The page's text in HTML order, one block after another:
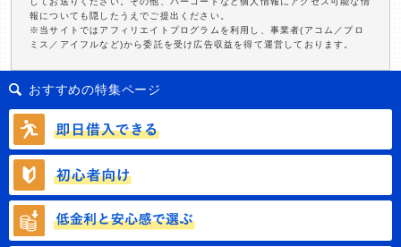
報についても隠したうえでご提出ください。
※当サイトではアフィリエイトプログラムを利用し、事業者(アコム／プロ
ミス／アイフルなど)から委託を受け広告収益を得て運営しております。
おすすめの特集ページ